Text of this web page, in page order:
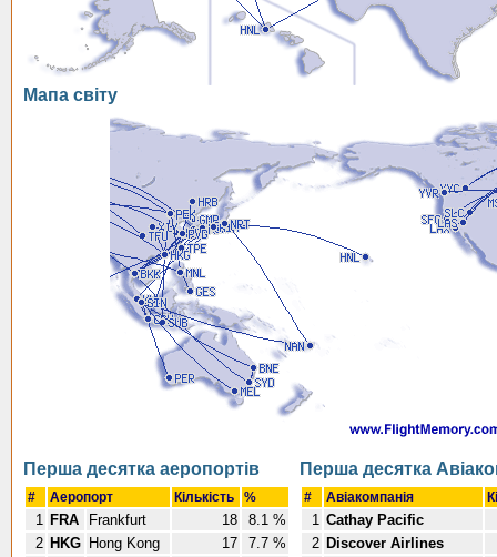
Мапа світу
Перша десятка аеропортів
# Аеропорт Кількість %
1 FRA Frankfurt 18
8.1 %
2 HKG Hong Kong 17
7.7 %
Перша десятка
# Авіакомпанія
1 Cathay Pacific
2 Discover Airlines